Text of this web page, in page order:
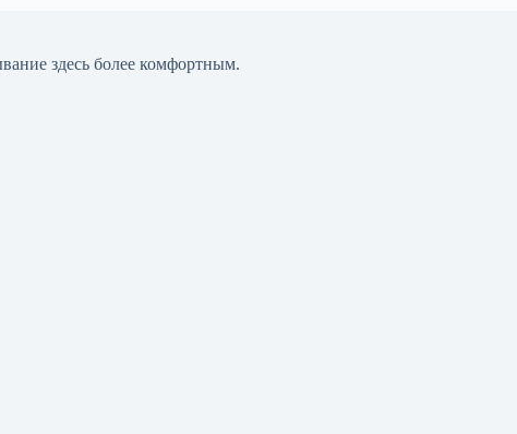
здесь более комфортным.